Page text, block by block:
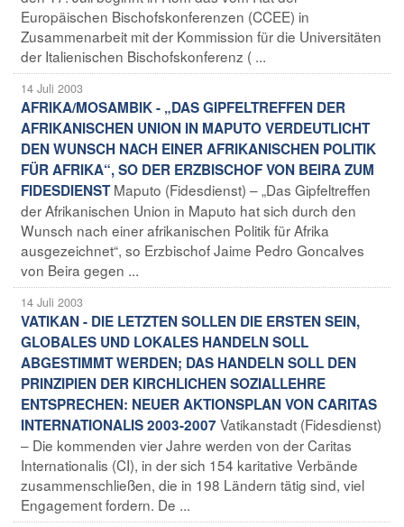
Europäischen Bischofskonferenzen (CCEE) in
Zusammenarbeit mit der Kommission für die Universitäten
der Italienischen Bischofskonferenz ( ...
14 Juli 2003
AFRIKA/MOSAMBIK - „DAS GIPFELTREFFEN DER
AFRIKANISCHEN UNION IN MAPUTO VERDEUTLICHT
DEN WUNSCH NACH EINER AFRIKANISCHEN POLITIK
FÜR AFRIKA“, SO DER ERZBISCHOF VON BEIRA ZUM
FIDESDIENST Maputo (Fidesdienst) – „Das Gipfeltreffen
der Afrikanischen Union in Maputo hat sich durch den
Wunsch nach einer afrikanischen Politik für Afrika
ausgezeichnet“, so Erzbischof Jaime Pedro Goncalves
von Beira gegen ...
14 Juli 2003
VATIKAN - DIE LETZTEN SOLLEN DIE ERSTEN SEIN,
GLOBALES UND LOKALES HANDELN SOLL
ABGESTIMMT WERDEN; DAS HANDELN SOLL DEN
PRINZIPIEN DER KIRCHLICHEN SOZIALLEHRE
ENTSPRECHEN: NEUER AKTIONSPLAN VON CARITAS
INTERNATIONALIS 2003-2007Vatikanstadt (Fidesdienst)
– Die kommenden vier Jahre werden von der Caritas
Internationalis (CI), in der sich 154 karitative Verbände
zusammenschließen, die in 198 Ländern tätig sind, viel
Engagement fordern. De ...